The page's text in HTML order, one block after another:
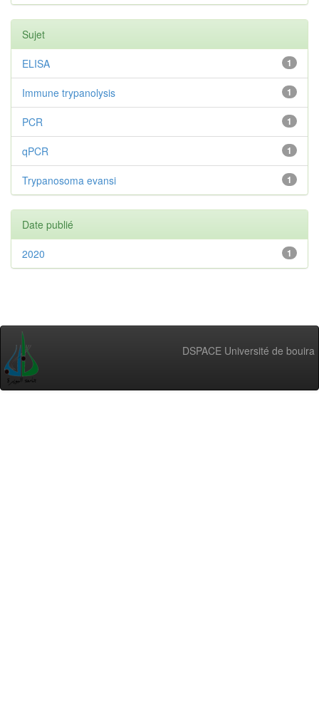
Sujet
1
ELISA
1
Immune trypanolysis
1
PCR
1
qPCR
1
Trypanosoma evansi
Date publié
1
2020
DSPACE Université de bouira